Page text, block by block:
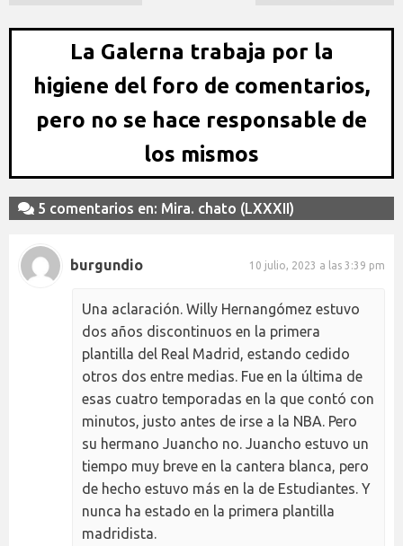
La Galerna trabaja por la
higiene del foro de comentarios,
pero no se hace responsable de
los mismos
5 comentarios en: Mira. chato (LXXXII)
burgundio 10 julio, 2023 a las 3:39 pm
Una aclaración. Willy Hernangómez estuvo
dos años discontinuos en la primera
plantilla del Real Madrid, estando cedido
otros dos entre medias. Fue en la última de
esas cuatro temporadas en la que contó con
minutos, justo antes de irse a la NBA. Pero
su hermano Juancho no. Juancho estuvo un
tiempo muy breve en la cantera blanca, pero
de hecho estuvo más en la de Estudiantes. Y
nunca ha estado en la primera plantilla
madridista.